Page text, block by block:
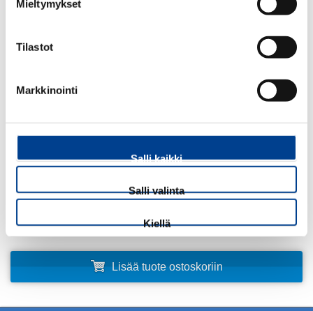
Mieltymykset
Tilastot
Markkinointi
Salli kaikki
Salli valinta
Kiellä
PEUGEOT 307:SOPII VALMISTUSPÄIVÄSTÄ 2.9.2002 LÄHTIEN.
Lisää tuote ostoskoriin